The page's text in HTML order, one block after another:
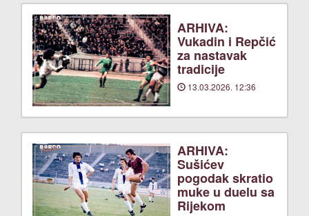
ARHIVA:
Vukadin i Repčić
za nastavak
tradicije
13.03.2026. 12:36
ARHIVA:
Sušićev
pogodak skratio
muke u duelu sa
Rijekom